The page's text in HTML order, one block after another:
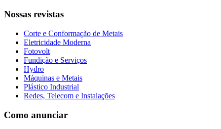
Nossas revistas
Corte e Conformação de Metais
Eletricidade Moderna
Fotovolt
Fundição e Serviços
Hydro
Máquinas e Metais
Plástico Industrial
Redes, Telecom e Instalações
Como anunciar